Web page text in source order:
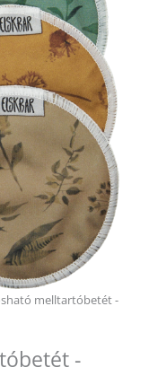
melltartóbetét -
-